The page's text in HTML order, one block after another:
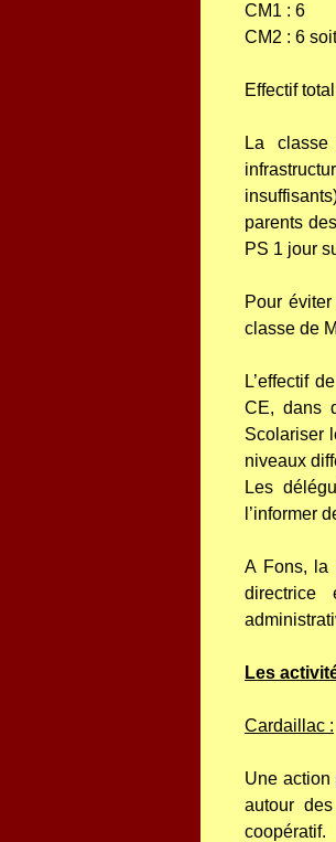
CM1 : 6
CM2 : 6
Effectif
La
parents
PS 1 jour
Pour
classe de
L’effectif
CE, dans
Scolariser
niveaux
Les
l’informer
A Fons, la
directrice
Les
Cardaillac :
Une action
autour
coopératif.